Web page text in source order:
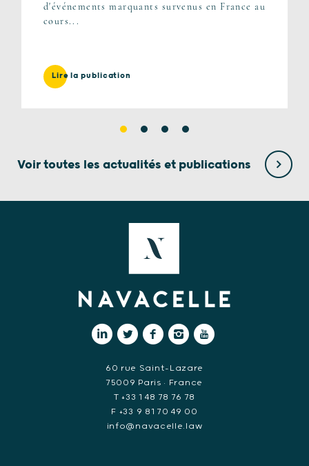
d'événements marquants survenus en France au
cours...
Lire la publication
Voir toutes les actualités et publications
60 rue Saint-Lazare
75009 Paris • France
T +33 1 48 78 76 78
F +33 9 81 70 49 00
info@navacelle.law